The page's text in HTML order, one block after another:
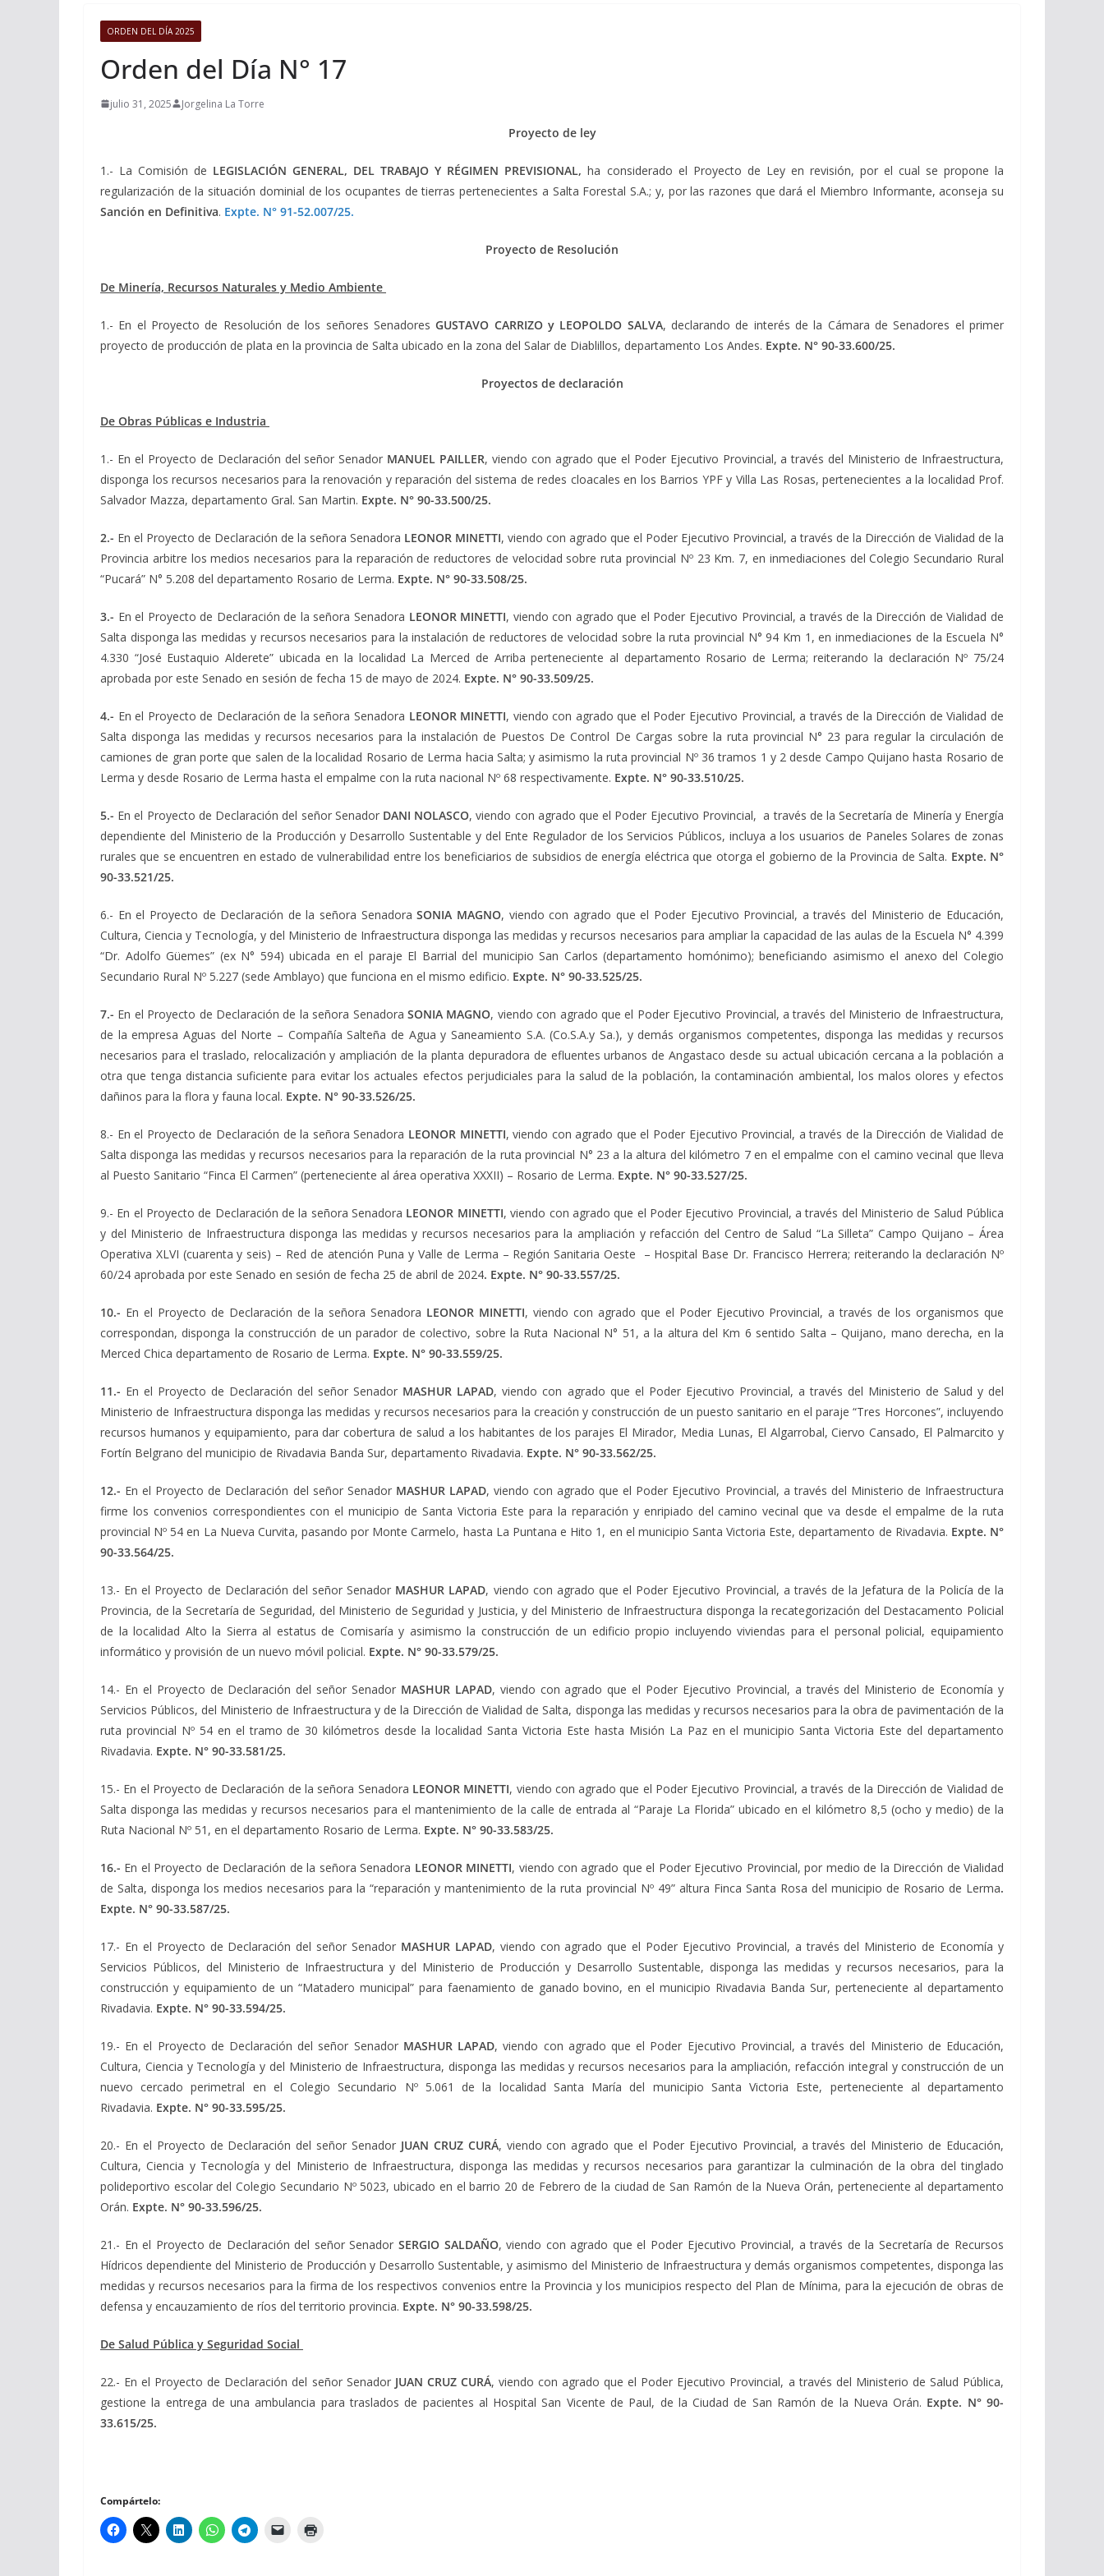
ORDEN DEL DÍA 2025
Orden del Día N° 17
julio 31, 2025 Jorgelina La Torre
Proyecto de ley
1.- La Comisión de LEGISLACIÓN GENERAL, DEL TRABAJO Y RÉGIMEN PREVISIONAL, ha considerado el Proyecto de Ley en revisión, por el cual se propone la
regularización de la situación dominial de los ocupantes de tierras pertenecientes a Salta Forestal S.A.; y, por las razones que dará el Miembro Informante, aconseja su
Sanción en Definitiva. Expte. N° 91-52.007/25.
Proyecto de Resolución
De Minería, Recursos Naturales y Medio Ambiente
1.- En el Proyecto de Resolución de los señores SenadoresGUSTAVO CARRIZO y LEOPOLDO SALVA, declarando de interés de la Cámara de Senadores el primer
proyecto de producción de plata en la provincia de Salta ubicado en la zona del Salar de Diablillos, departamento Los Andes. Expte. N° 90-33.600/25.
Proyectos de declaración
De Obras Públicas e Industria
1.- En el Proyecto de Declaración del señor Senador MANUEL PAILLER, viendo con agrado que el Poder Ejecutivo Provincial, a través del Ministerio de Infraestructura,
disponga los recursos necesarios para la renovación y reparación del sistema de redes cloacales en los Barrios YPF y Villa Las Rosas, pertenecientes a la localidad Prof.
Salvador Mazza, departamento Gral. San Martin. Expte. N° 90-33.500/25.
2.- En el Proyecto de Declaración de la señora Senadora LEONOR MINETTI, viendo con agrado que el Poder Ejecutivo Provincial, a través de la Dirección de Vialidad de la
Provincia arbitre los medios necesarios para la reparación de reductores de velocidad sobre ruta provincial Nº 23 Km. 7, en inmediaciones del Colegio Secundario Rural
“Pucará” N° 5.208 del departamento Rosario de Lerma. Expte. N° 90-33.508/25.
3.- En el Proyecto de Declaración de la señora Senadora LEONOR MINETTI, viendo con agrado que el Poder Ejecutivo Provincial, a través de la Dirección de Vialidad de
Salta disponga las medidas y recursos necesarios para la instalación de reductores de velocidad sobre la ruta provincial N° 94 Km 1, en inmediaciones de la Escuela N°
4.330 “José Eustaquio Alderete” ubicada en la localidad La Merced de Arriba perteneciente al departamento Rosario de Lerma; reiterando la declaración Nº 75/24
aprobada por este Senado en sesión de fecha 15 de mayo de 2024. Expte. N° 90-33.509/25.
4.- En el Proyecto de Declaración de la señora Senadora LEONOR MINETTI, viendo con agrado que el Poder Ejecutivo Provincial, a través de la Dirección de Vialidad de
Salta disponga las medidas y recursos necesarios para la instalación de Puestos De Control De Cargas sobre la ruta provincial N° 23 para regular la circulación de
camiones de gran porte que salen de la localidad Rosario de Lerma hacia Salta; y asimismo la ruta provincial Nº 36 tramos 1 y 2 desde Campo Quijano hasta Rosario de
Lerma y desde Rosario de Lerma hasta el empalme con la ruta nacional Nº 68 respectivamente. Expte. N° 90-33.510/25.
5.- En el Proyecto de Declaración del señor Senador DANI NOLASCO, viendo con agrado que el Poder Ejecutivo Provincial, a través de la Secretaría de Minería y Energía
dependiente del Ministerio de la Producción y Desarrollo Sustentable y del Ente Regulador de los Servicios Públicos, incluya a los usuarios de Paneles Solares de zonas
rurales que se encuentren en estado de vulnerabilidad entre los beneficiarios de subsidios de energía eléctrica que otorga el gobierno de la Provincia de Salta. Expte. N°
90-33.521/25.
6.- En el Proyecto de Declaración de la señora SenadoraSONIA MAGNO, viendo con agrado que el Poder Ejecutivo Provincial, a través del Ministerio de Educación,
Cultura, Ciencia y Tecnología, y del Ministerio de Infraestructura disponga las medidas y recursos necesarios para ampliar la capacidad de las aulas de la Escuela N° 4.399
“Dr. Adolfo Güemes” (ex N° 594) ubicada en el paraje El Barrial del municipio San Carlos (departamento homónimo); beneficiando asimismo el anexo del Colegio
Secundario Rural Nº 5.227 (sede Amblayo) que funciona en el mismo edificio. Expte. N° 90-33.525/25.
7.- En el Proyecto de Declaración de la señora SenadoraSONIA MAGNO, viendo con agrado que el Poder Ejecutivo Provincial, a través del Ministerio de Infraestructura,
de la empresa Aguas del Norte – Compañía Salteña de Agua y Saneamiento S.A. (Co.S.A.y Sa.), y demás organismos competentes, disponga las medidas y recursos
necesarios para el traslado, relocalización y ampliación de la planta depuradora de efluentes urbanos de Angastaco desde su actual ubicación cercana a la población a
otra que tenga distancia suficiente para evitar los actuales efectos perjudiciales para la salud de la población, la contaminación ambiental, los malos olores y efectos
dañinos para la flora y fauna local. Expte. N° 90-33.526/25.
8.- En el Proyecto de Declaración de la señora Senadora LEONOR MINETTI, viendo con agrado que el Poder Ejecutivo Provincial, a través de la Dirección de Vialidad de
Salta disponga las medidas y recursos necesarios para la reparación de la ruta provincial N° 23 a la altura del kilómetro 7 en el empalme con el camino vecinal que lleva
al Puesto Sanitario “Finca El Carmen” (perteneciente al área operativa XXXII) – Rosario de Lerma. Expte. N° 90-33.527/25.
9.- En el Proyecto de Declaración de la señora Senadora LEONOR MINETTI, viendo con agrado que el Poder Ejecutivo Provincial, a través del Ministerio de Salud Pública
y del Ministerio de Infraestructura disponga las medidas y recursos necesarios para la ampliación y refacción del Centro de Salud “La Silleta” Campo Quijano – Área
Operativa XLVI (cuarenta y seis) – Red de atención Puna y Valle de Lerma – Región Sanitaria Oeste – Hospital Base Dr. Francisco Herrera; reiterando la declaración Nº
60/24 aprobada por este Senado en sesión de fecha 25 de abril de 2024. Expte. N° 90-33.557/25.
10.- En el Proyecto de Declaración de la señora Senadora LEONOR MINETTI, viendo con agrado que el Poder Ejecutivo Provincial, a través de los organismos que
correspondan, disponga la construcción de un parador de colectivo, sobre la Ruta Nacional N° 51, a la altura del Km 6 sentido Salta – Quijano, mano derecha, en la
Merced Chica departamento de Rosario de Lerma. Expte. N° 90-33.559/25.
11.- En el Proyecto de Declaración del señor Senador MASHUR LAPAD, viendo con agrado que el Poder Ejecutivo Provincial, a través del Ministerio de Salud y del
Ministerio de Infraestructura disponga las medidas y recursos necesarios para la creación y construcción de un puesto sanitario en el paraje “Tres Horcones”, incluyendo
recursos humanos y equipamiento, para dar cobertura de salud a los habitantes de los parajes El Mirador, Media Lunas, El Algarrobal, Ciervo Cansado, El Palmarcito y
Fortín Belgrano del municipio de Rivadavia Banda Sur, departamento Rivadavia. Expte. N° 90-33.562/25.
12.- En el Proyecto de Declaración del señor Senador MASHUR LAPAD, viendo con agrado que el Poder Ejecutivo Provincial, a través del Ministerio de Infraestructura
firme los convenios correspondientes con el municipio de Santa Victoria Este para la reparación y enripiado del camino vecinal que va desde el empalme de la ruta
provincial Nº 54 en La Nueva Curvita, pasando por Monte Carmelo, hasta La Puntana e Hito 1, en el municipio Santa Victoria Este, departamento de Rivadavia. Expte. N°
90-33.564/25.
13.- En el Proyecto de Declaración del señor Senador MASHUR LAPAD, viendo con agrado que el Poder Ejecutivo Provincial, a través de la Jefatura de la Policía de la
Provincia, de la Secretaría de Seguridad, del Ministerio de Seguridad y Justicia, y del Ministerio de Infraestructura disponga la recategorización del Destacamento Policial
de la localidad Alto la Sierra al estatus de Comisaría y asimismo la construcción de un edificio propio incluyendo viviendas para el personal policial, equipamiento
informático y provisión de un nuevo móvil policial. Expte. N° 90-33.579/25.
14.- En el Proyecto de Declaración del señor Senador MASHUR LAPAD, viendo con agrado que el Poder Ejecutivo Provincial, a través del Ministerio de Economía y
Servicios Públicos, del Ministerio de Infraestructura y de la Dirección de Vialidad de Salta, disponga las medidas y recursos necesarios para la obra de pavimentación de la
ruta provincial Nº 54 en el tramo de 30 kilómetros desde la localidad Santa Victoria Este hasta Misión La Paz en el municipio Santa Victoria Este del departamento
Rivadavia. Expte. N° 90-33.581/25.
15.- En el Proyecto de Declaración de la señora Senadora LEONOR MINETTI, viendo con agrado que el Poder Ejecutivo Provincial, a través de la Dirección de Vialidad de
Salta disponga las medidas y recursos necesarios para el mantenimiento de la calle de entrada al “Paraje La Florida” ubicado en el kilómetro 8,5 (ocho y medio) de la
Ruta Nacional Nº 51, en el departamento Rosario de Lerma. Expte. N° 90-33.583/25.
16.- En el Proyecto de Declaración de la señora Senadora LEONOR MINETTI, viendo con agrado que el Poder Ejecutivo Provincial, por medio de la Dirección de Vialidad
de Salta, disponga los medios necesarios para la “reparación y mantenimiento de la ruta provincial Nº 49” altura Finca Santa Rosa del municipio de Rosario de Lerma.
Expte. N° 90-33.587/25.
17.- En el Proyecto de Declaración del señor Senador MASHUR LAPAD, viendo con agrado que el Poder Ejecutivo Provincial, a través del Ministerio de Economía y
Servicios Públicos, del Ministerio de Infraestructura y del Ministerio de Producción y Desarrollo Sustentable, disponga las medidas y recursos necesarios, para la
construcción y equipamiento de un “Matadero municipal” para faenamiento de ganado bovino, en el municipio Rivadavia Banda Sur, perteneciente al departamento
Rivadavia. Expte. N° 90-33.594/25.
19.- En el Proyecto de Declaración del señor Senador MASHUR LAPAD, viendo con agrado que el Poder Ejecutivo Provincial, a través del Ministerio de Educación,
Cultura, Ciencia y Tecnología y del Ministerio de Infraestructura, disponga las medidas y recursos necesarios para la ampliación, refacción integral y construcción de un
nuevo cercado perimetral en el Colegio Secundario Nº 5.061 de la localidad Santa María del municipio Santa Victoria Este, perteneciente al departamento
Rivadavia. Expte. N° 90-33.595/25.
20.- En el Proyecto de Declaración del señor Senador JUAN CRUZ CURÁ, viendo con agrado que el Poder Ejecutivo Provincial, a través del Ministerio de Educación,
Cultura, Ciencia y Tecnología y del Ministerio de Infraestructura, disponga las medidas y recursos necesarios para garantizar la culminación de la obra del tinglado
polideportivo escolar del Colegio Secundario Nº 5023, ubicado en el barrio 20 de Febrero de la ciudad de San Ramón de la Nueva Orán, perteneciente al departamento
Orán. Expte. N° 90-33.596/25.
21.- En el Proyecto de Declaración del señor SenadorSERGIO SALDAÑO, viendo con agrado que el Poder Ejecutivo Provincial, a través de la Secretaría de Recursos
Hídricos dependiente del Ministerio de Producción y Desarrollo Sustentable, y asimismo del Ministerio de Infraestructura y demás organismos competentes, disponga las
medidas y recursos necesarios para la firma de los respectivos convenios entre la Provincia y los municipios respecto del Plan de Mínima, para la ejecución de obras de
defensa y encauzamiento de ríos del territorio provincia. Expte. N° 90-33.598/25.
De Salud Pública y Seguridad Social
22.- En el Proyecto de Declaración del señor Senador JUAN CRUZ CURÁ, viendo con agrado que el Poder Ejecutivo Provincial, a través del Ministerio de Salud Pública,
gestione la entrega de una ambulancia para traslados de pacientes al Hospital San Vicente de Paul, de la Ciudad de San Ramón de la Nueva Orán. Expte. N° 90-
33.615/25.
Compártelo: